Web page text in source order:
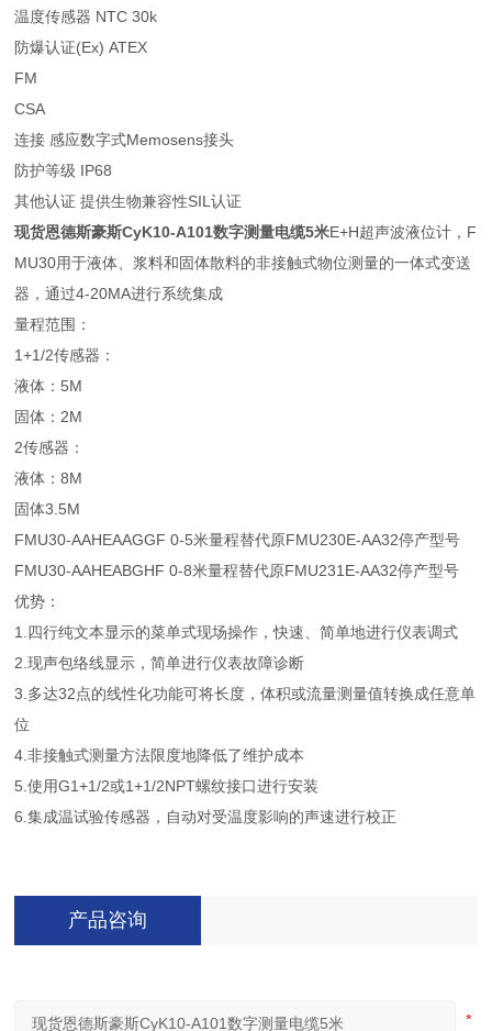
温度传感器 NTC 30k
防爆认证(Ex) ATEX
FM
CSA
连接 感应数字式Memosens接头
防护等级 IP68
其他认证 提供生物兼容性SIL认证
现货恩德斯豪斯CyK10-A101数字测量电缆5米E+H超声波液位计，F
MU30用于液体、浆料和固体散料的非接触式物位测量的一体式变送
器，通过4-20MA进行系统集成
量程范围：
1+1/2传感器：
液体：5M
固体：2M
2传感器：
液体：8M
固体3.5M
FMU30-AAHEAAGGF 0-5米量程替代原FMU230E-AA32停产型号
FMU30-AAHEABGHF 0-8米量程替代原FMU231E-AA32停产型号
优势：
1.四行纯文本显示的菜单式现场操作，快速、简单地进行仪表调式
2.现声包络线显示，简单进行仪表故障诊断
3.多达32点的线性化功能可将长度，体积或流量测量值转换成任意单
位
4.非接触式测量方法限度地降低了维护成本
5.使用G1+1/2或1+1/2NPT螺纹接口进行安装
6.集成温试验传感器，自动对受温度影响的声速进行校正
产品咨询